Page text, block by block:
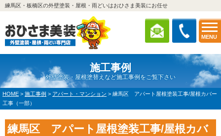
MENU
練馬区・板橋区の外壁塗装・屋根・雨どいはおひさま美装にお任せ
施工事例
外壁塗装・屋根塗替えなど施工事例をご覧下さい
HOME > 施工事例 > アパート・マンション > 練馬区 アパート屋根塗装工事/屋根カバー
工事（一部）
練馬区 アパート屋根塗装工事/屋根カバ